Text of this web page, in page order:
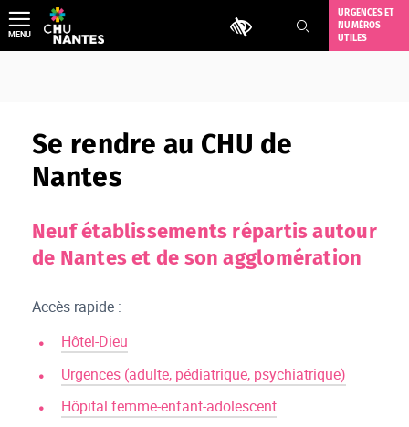
Aller
au
contenu
Outils d'accessibilité
URGENCES ET
NUMÉROS
UTILES
MENU
Se rendre au CHU de
Nantes
Neuf établissements répartis autour
de Nantes et de son agglomération
Accès rapide :
Hôtel-Dieu
Urgences (adulte, pédiatrique, psychiatrique)
Hôpital femme-enfant-adolescent